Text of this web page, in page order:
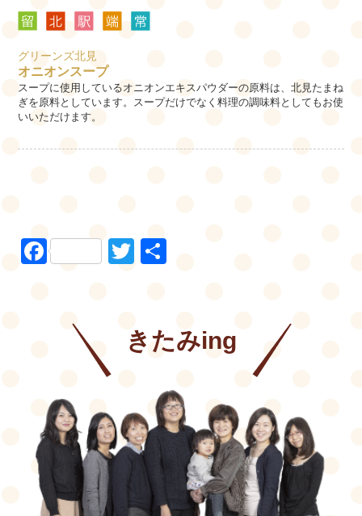
グリーンズ北見
オニオンスープ
スープに使用しているオニオンエキスパウダーの原料は、北見たまね
ぎを原料としています。スープだけでなく料理の調味料としてもお使
いいただけます。
FacebookTwitter
きたみing